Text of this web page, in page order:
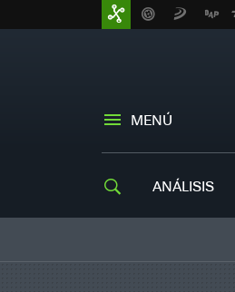
MENÚ
ANÁLISIS